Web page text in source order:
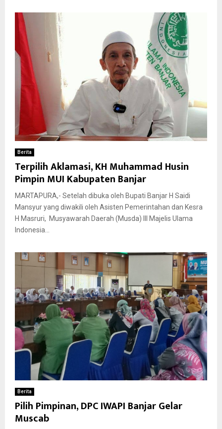
Berita
Terpilih Aklamasi, KH Muhammad Husin
Pimpin MUI Kabupaten Banjar
MARTAPURA,- Setelah dibuka oleh Bupati Banjar H Saidi
Mansyur yang diwakili oleh Asisten Pemerintahan dan Kesra
H Masruri, Musyawarah Daerah (Musda) III Majelis Ulama
Indonesia...
Berita
Pilih Pimpinan, DPC IWAPI Banjar Gelar
Muscab